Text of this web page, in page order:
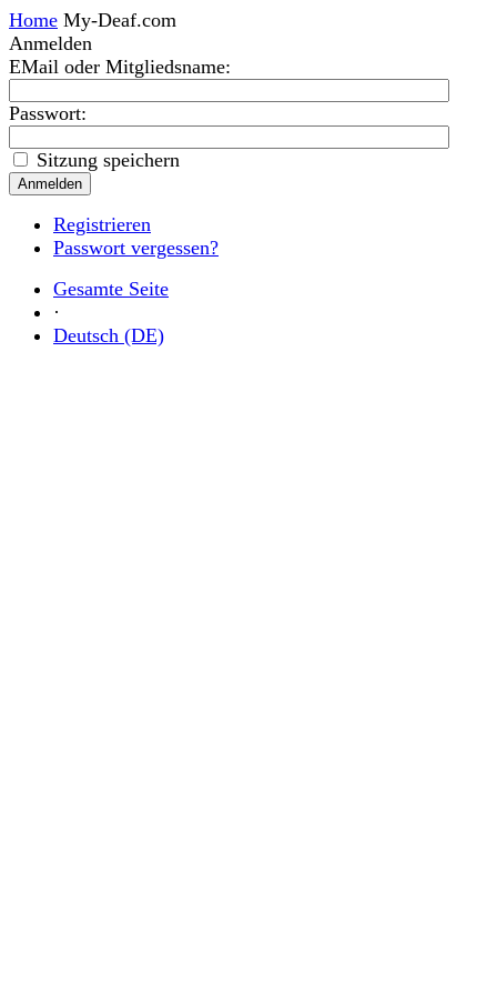
Home My-Deaf.com
Anmelden
EMail oder Mitgliedsname:
Passwort:
Sitzung speichern
Registrieren
Passwort vergessen?
Gesamte Seite
·
Deutsch (DE)